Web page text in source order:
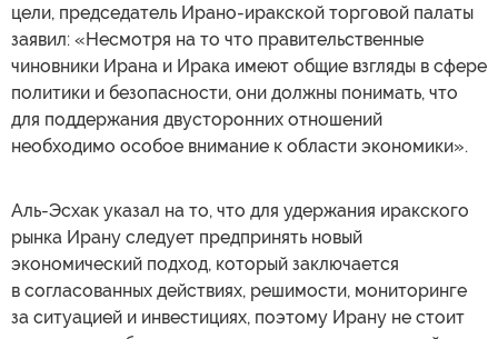
цели, председатель Ирано-иракской торговой палаты
заявил: «Несмотря на то что правительственные
чиновники Ирана и Ирака имеют общие взгляды в сфере
политики и безопасности, они должны понимать, что
для поддержания двусторонних отношений
необходимо особое внимание к области экономики».
Аль-Эсхак указал на то, что для удержания иракского
рынка Ирану следует предпринять новый
экономический подход, который заключается
в согласованных действиях, решимости, мониторинге
за ситуацией и инвестициях, поэтому Ирану не стоит